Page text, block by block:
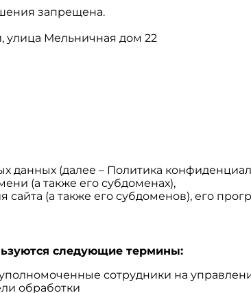
запрещена.
улица Мельничная дом 22
данных (далее – Политика
(а также его субдоменах),
(а также его субдоменов), его
следующие термины:
сотрудники на
обработки